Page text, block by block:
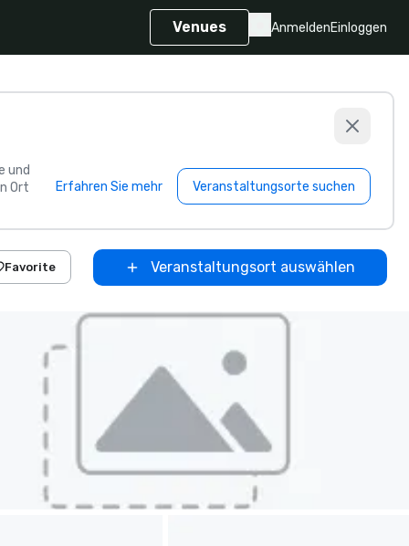
Venues AnmeldenEinloggen
und
Ort
Erfahren Sie mehr Veranstaltungsorte suchen
Favorite Veranstaltungsort auswählen